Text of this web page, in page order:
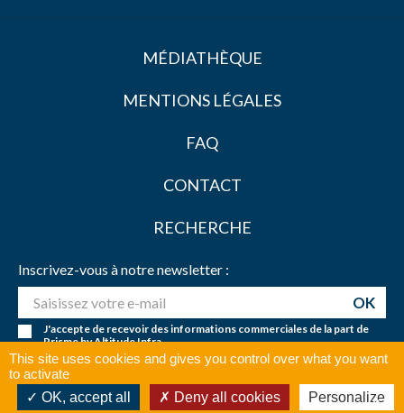
MÉDIATHÈQUE
MENTIONS LÉGALES
FAQ
CONTACT
RECHERCHE
Inscrivez-vous à notre newsletter :
J'accepte de recevoir des informations commerciales de la part de
Prisme by Altitude Infra
Copyright © 2018 . Tous droits réservés.
X
This site uses cookies and gives you control over what you want
to activate
OK, accept all
Deny all cookies Personalize